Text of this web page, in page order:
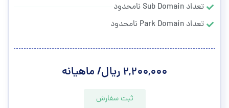
تعداد Sub Domain نامحدود
تعداد Park Domain نامحدود
۲,۲۰۰,۰۰۰ ریال/ ماهیانه
ثبت سفارش